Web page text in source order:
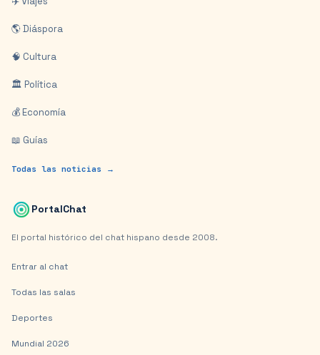
🌎 Diáspora
🧠 Cultura
🏛️ Política
💰 Economía
📖 Guías
Todas las noticias →
PortalChat
El portal histórico del chat hispano desde 2008.
Entrar al chat
Todas las salas
Deportes
Mundial 2026